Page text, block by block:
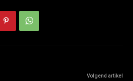
Volgend artikel